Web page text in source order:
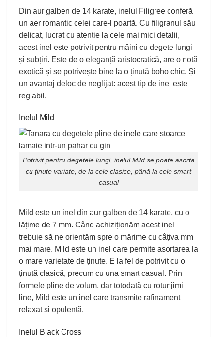
Din aur galben de 14 karate, inelul Filigree conferă
un aer romantic celei care-l poartă. Cu filigranul său
delicat, lucrat cu atenție la cele mai mici detalii,
acest inel este potrivit pentru mâini cu degete lungi
și subțiri. Este de o eleganță aristocratică, are o notă
exotică și se potrivește bine la o ținută boho chic. Și
un avantaj deloc de neglijat: acest tip de inel este
reglabil.
Inelul Mild
Potrivit pentru degetele lungi, inelulMildse poate asorta
cu ținute variate, de la cele clasice, până la cele smart
casual
Mild este un inel din aur galben de 14 karate, cu o
lățime de 7 mm. Când achiziționăm acest inel
trebuie să ne orientăm spre o mărime cu câțiva mm
mai mare. Mild este un inel care permite asortarea la
o mare varietate de ținute. E la fel de potrivit cu o
ținută clasică, precum cu una smart casual. Prin
formele pline de volum, dar totodată cu rotunjimi
line, Mild este un inel care transmite rafinament
relaxat și opulență.
Inelul Black Cross